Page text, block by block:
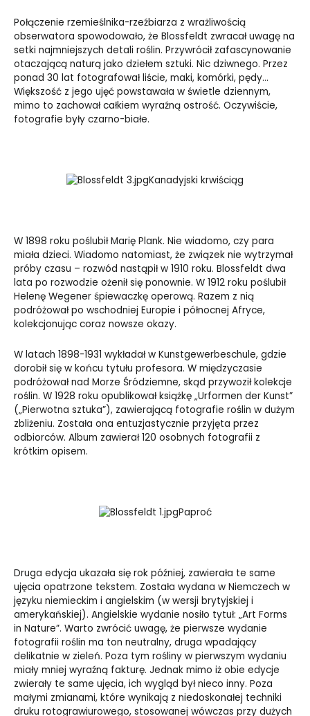
Połączenie rzemieślnika-rzeźbiarza z wrażliwością
obserwatora spowodowało, że Blossfeldt zwracał uwagę na
setki najmniejszych detali roślin. Przywrócił zafascynowanie
otaczającą naturą jako dziełem sztuki. Nic dziwnego. Przez
ponad 30 lat fotografował liście, maki, komórki, pędy…
Większość z jego ujęć powstawała w świetle dziennym,
mimo to zachował całkiem wyraźną ostrość. Oczywiście,
fotografie były czarno-białe.
Kanadyjski krwiściąg
W 1898 roku poślubił Marię Plank. Nie wiadomo, czy para
miała dzieci. Wiadomo natomiast, że związek nie wytrzymał
próby czasu – rozwód nastąpił w 1910 roku. Blossfeldt dwa
lata po rozwodzie ożenił się ponownie. W 1912 roku poślubił
Helenę Wegener śpiewaczkę operową. Razem z nią
podróżował po wschodniej Europie i północnej Afryce,
kolekcjonując coraz nowsze okazy.
W latach 1898-1931 wykładał w Kunstgewerbeschule, gdzie
dorobił się w końcu tytułu profesora. W międzyczasie
podróżował nad Morze Śródziemne, skąd przywoził kolekcje
roślin. W 1928 roku opublikował książkę „Urformen der Kunst”
(„Pierwotna sztuka”), zawierającą fotografie roślin w dużym
zbliżeniu. Została ona entuzjastycznie przyjęta przez
odbiorców. Album zawierał 120 osobnych fotografii z
krótkim opisem.
Paproć
Druga edycja ukazała się rok później, zawierała te same
ujęcia opatrzone tekstem. Została wydana w Niemczech w
języku niemieckim i angielskim (w wersji brytyjskiej i
amerykańskiej). Angielskie wydanie nosiło tytuł: „Art Forms
in Nature”. Warto zwrócić uwagę, że pierwsze wydanie
fotografii roślin ma ton neutralny, druga wpadający
delikatnie w zieleń. Poza tym rośliny w pierwszym wydaniu
miały mniej wyraźną fakturę. Jednak mimo iż obie edycje
zwierały te same ujęcia, ich wygląd był nieco inny. Poza
małymi zmianami, które wynikają z niedoskonałej techniki
druku rotograwiurowego, stosowanej wówczas przy dużych